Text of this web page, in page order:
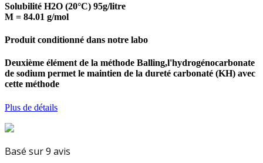
Solubilité H2O (20°C) 95g/litre
M = 84.01 g/mol
Produit conditionné dans notre labo
Deuxième élément de la méthode Balling,l'hydrogénocarbonate
de sodium permet le maintien de la dureté carbonaté (KH) avec
cette méthode
Plus de détails
Basé sur 9 avis